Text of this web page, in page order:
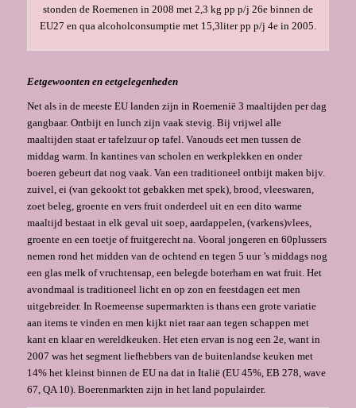
stonden de Roemenen in 2008 met 2,3 kg pp p/j 26e binnen de
EU27 en qua alcoholconsumptie met 15,3liter pp p/j 4e in 2005.
Eetgewoonten en eetgelegenheden
Net als in de meeste EU landen zijn in Roemenië 3 maaltijden per dag
gangbaar. Ontbijt en lunch zijn vaak stevig. Bij vrijwel alle
maaltijden staat er tafelzuur op tafel. Vanouds eet men tussen de
middag warm. In kantines van scholen en werkplekken en onder
boeren gebeurt dat nog vaak. Van een traditioneel ontbijt maken bijv.
zuivel, ei (van gekookt tot gebakken met spek), brood, vleeswaren,
zoet beleg, groente en vers fruit onderdeel uit en een dito warme
maaltijd bestaat in elk geval uit soep, aardappelen, (varkens)vlees,
groente en een toetje of fruitgerecht na. Vooral jongeren en 60plussers
nemen rond het midden van de ochtend en tegen 5 uur ’s middags nog
een glas melk of vruchtensap, een belegde boterham en wat fruit. Het
avondmaal is traditioneel licht en op zon en feestdagen eet men
uitgebreider. In Roemeense supermarkten is thans een grote variatie
aan items te vinden en men kijkt niet raar aan tegen schappen met
kant en klaar en wereldkeuken. Het eten ervan is nog een 2e, want in
2007 was het segment liefhebbers van de buitenlandse keuken met
14% het kleinst binnen de EU na dat in Italië (EU 45%, EB 278, wave
67, QA 10). Boerenmarkten zijn in het land populairder.